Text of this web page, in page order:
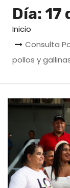
Día: 17
Inicio
Consulta
pollos y